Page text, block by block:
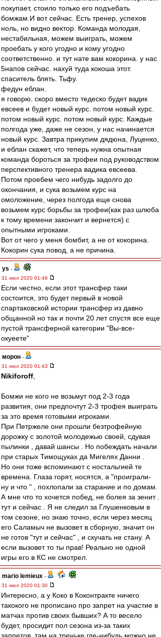
покупает, стоило только его подъебать
бомжам.И вот сейчас. Есть тренер, успехов
ноль, но видно вектор. Команда молодая,
нестабильная, можем выиграть, можем
проебать у кого угодно и кому угодно
соответственно. и тут нате вам кокорина. у нас
5напов сейчас. нахуй туда кокоша этот.
спаситель блять. Тьфу.
федун еблан.
я говорю. скоро вместо тедеско будет вадик
евсеев и будет новый курс. потом новый курс.
потом новый курс. потом новый курс. Каждые
полгода уже, даже не сезон, у нас начинается
новый курс. Завтра прикупим дядюна, Луценко,
и еблан скажет, что теперь нужна опытная
команда бороться за трофеи под руководством
перспективного тренера вадика евсеева.
Потом проебем чего нибудь задолго до
окончания, и сука возьмем курс на
омоложение, через полгода еще снова
возьмем курс борьбы за трофеи(как раз шлюба
к тому времени закончит и вернется) с
опытными игроками.
Вот от чего у меня бомбит, а не от кокорина.
Кокорин сука повод, а не причина.
ys -
31 июл 2020 01:46
Если честно, если этот трансфер таки
состоится, это будет первый в новой
спартаковской истории трансфер из давно
общанной но так и почти 20 лет спустя все еще
пустой трансферной категории "Вы-все-
окуеете"
морон -
31 июл 2020 01:43
Nikiforoff
Бомжи не кого не возьмут под 2-3 года
развития, они предпочтут 2-3 трофея выиграть
за это время готовыми игроками.
При Петржеле они прошли безтрофейную
дорожку с золотой молодежью своей, сдувая
пылинки , давай шансы . Но побеждать начали
при старых Тимощуках да Мигелях Данни .
Но они тоже вспоминают с ностальгией те
времена. Глаза горят, носятся, а "проиграли-
ну и что " , похлопали за старание и по домам.
А мне что то хочется побед, не болея за зенит .
тут и сейчас . Я не следил за Глушенковым в
том сезоне, но знаю точно, если через месяц
его Саламыч не вызовет в сборную, значит он
не готов "тут и сейчас" , и скучать не стану. А
если вызовет то ты прав! Реально не одной
игры его в КС не смотрел.
mario lemieux -
31 июл 2020 01:30
Интересно, а у Коко в Коконтракте ничего
такокого не прописано про запрет на участие в
матчах против своих бывших? А то весело
будет, просидит пол сезона из-за таких